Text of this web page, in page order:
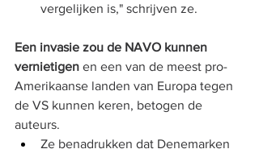
vergelijken is," schrijven ze.
Een invasie zou de NAVO kunnen
vernietigen en een van de meest pro-
Amerikaanse landen van Europa tegen
de VS kunnen keren, betogen de
auteurs.
Ze benadrukken dat Denemarken